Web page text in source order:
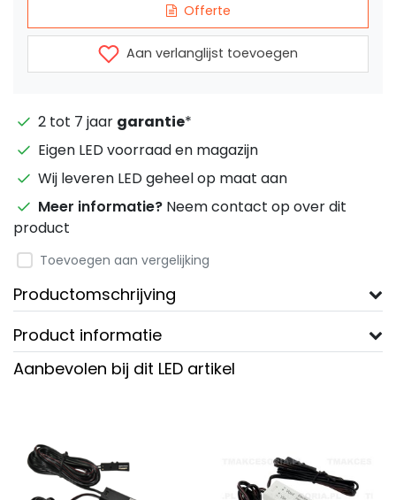
Offerte
Aan verlanglijst toevoegen
2 tot 7 jaar garantie*
Eigen LED voorraad en magazijn
Wij leveren LED geheel op maat aan
Meer informatie? Neem contact op over dit
product
Toevoegen aan vergelijking
Productomschrijving
Product informatie
Aanbevolen bij dit LED artikel